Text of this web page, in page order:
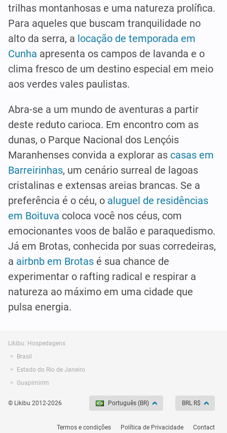
trilhas montanhosas e uma natureza prolífica.
Para aqueles que buscam tranquilidade no
alto da serra, a locação de temporada em
Cunha apresenta os campos de lavanda e o
clima fresco de um destino especial em meio
aos verdes vales paulistas.
Abra-se a um mundo de aventuras a partir
deste reduto carioca. Em encontro com as
dunas, o Parque Nacional dos Lençóis
Maranhenses convida a explorar as casas em
Barreirinhas, um cenário surreal de lagoas
cristalinas e extensas areias brancas. Se a
preferência é o céu, o aluguel de residências
em Boituva coloca você nos céus, com
emocionantes voos de balão e paraquedismo.
Já em Brotas, conhecida por suas corredeiras,
a airbnb em Brotas é sua chance de
experimentar o rafting radical e respirar a
natureza ao máximo em uma cidade que
pulsa energia.
Likibu: Hospedagens
Brasil
Estado do Rio de Janeiro
Guapimirim
© Likibu 2012-2026 Português (BR) BRL R$
Termos e condições Política de Privacidade Contact